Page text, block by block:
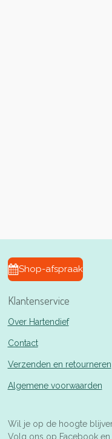
Shop-afspraak
Klantenservice
Over Hartendief
Contact
Verzenden en retourneren
Algemene voorwaarden
Wil je op de hoogte
Volg ons op Facebook en